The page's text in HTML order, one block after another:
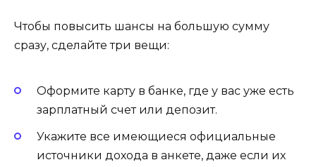
Чтобы повысить шансы на большую сумму
сразу, сделайте три вещи:
Оформите карту в банке, где у вас уже есть
зарплатный счет или депозит.
Укажите все имеющиеся официальные
источники дохода в анкете, даже если их